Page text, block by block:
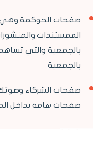
صفحات الحوكمة وهي
الممستندات والمنشورات
بالجمعية والتي
بالجمعية
صفحات الشركاء وصوتك
صفحات هامة بداخل